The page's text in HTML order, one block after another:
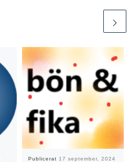
Publicerat 17 september, 2024